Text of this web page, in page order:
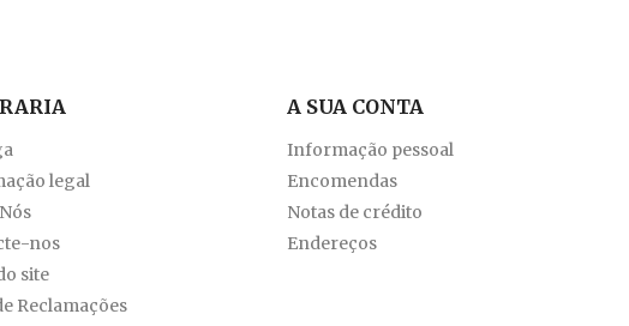
legal
nos
site
Reclamações
A SUA CONTA
Informação pessoal
Encomendas
Notas de crédito
Endereços